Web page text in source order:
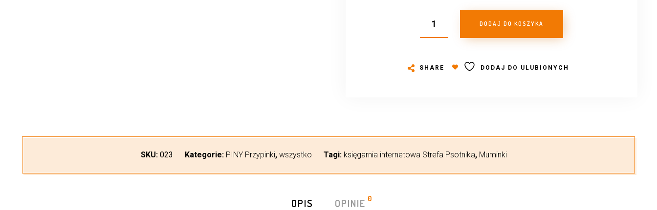
DODAJ DO KOSZYKA
SHARE DODAJ DO ULUBIONYCH
SKU: 023 Kategorie: PINY Przypinki, wszystko Tagi: księgarnia internetowa Strefa Psotnika, Muminki
OPIS OPINIE 0